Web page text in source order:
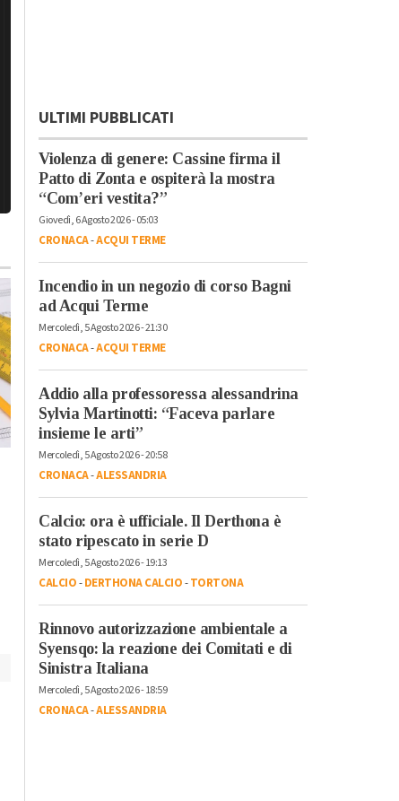
Venerdì, 31 Luglio 2026 - 08:24
Cronaca -Politica -Alessandria
Lega sulla Tari:
“Dove sono finite le
riduzioni promesse?
Ai cittadini di
Alessandria solo
nuovi costi e più
tasse”
Amag Ambiente,
Roggero (Lega):
amministra”
ULTIMI PUBBLICATI
Violenza di genere: Cassine firma il
Patto di Zonta e ospiterà la mostra
“Com’eri vestita?”
Giovedì, 6 Agosto 2026 - 05:03
CRONACA-ACQUI TERME
Incendio in un negozio di corso Bagni
ad Acqui Terme
Mercoledì, 5 Agosto 2026 - 21:30
CRONACA-ACQUI TERME
Addio alla professoressa alessandrina
Sylvia Martinotti: “Faceva parlare
insieme le arti”
Mercoledì, 5 Agosto 2026 - 20:58
CRONACA-ALESSANDRIA
Calcio: ora è ufficiale. Il Derthona è
stato ripescato in serie D
Mercoledì, 5 Agosto 2026 - 19:13
CALCIO-DERTHONA CALCIO-TORTONA
Rinnovo autorizzazione ambientale a
Syensqo: la reazione dei Comitati e di
Sinistra Italiana
Mercoledì, 5 Agosto 2026 - 18:59
CRONACA-ALESSANDRIA